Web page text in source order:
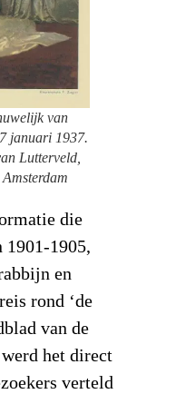
van
januari 1937.
Lutterveld,
die
1901-1905,
en
rond ‘de
van de
werd het direct
verteld